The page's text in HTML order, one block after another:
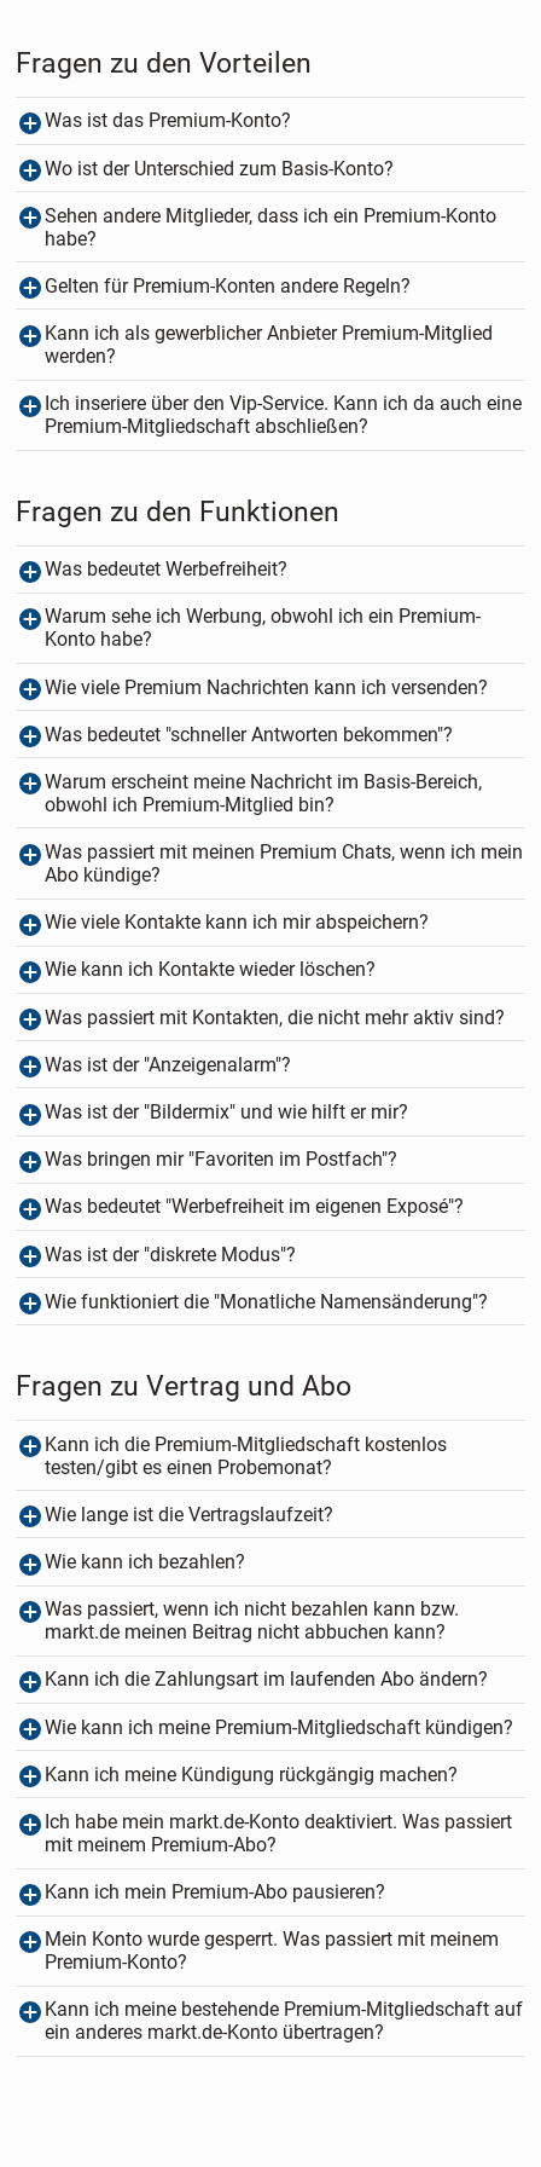
Fragen zu den Vorteilen
Was ist das Premium-Konto?
Wo ist der Unterschied zum Basis-Konto?
Sehen andere Mitglieder, dass ich ein Premium-Konto
habe?
Gelten für Premium-Konten andere Regeln?
Kann ich als gewerblicher Anbieter Premium-Mitglied
werden?
Ich inseriere über den Vip-Service. Kann ich da auch eine
Premium-Mitgliedschaft abschließen?
Fragen zu den Funktionen
Was bedeutet Werbefreiheit?
Warum sehe ich Werbung, obwohl ich ein Premium-
Konto habe?
Wie viele Premium Nachrichten kann ich versenden?
Was bedeutet "schneller Antworten bekommen"?
Warum erscheint meine Nachricht im Basis-Bereich,
obwohl ich Premium-Mitglied bin?
Was passiert mit meinen Premium Chats, wenn ich mein
Abo kündige?
Wie viele Kontakte kann ich mir abspeichern?
Wie kann ich Kontakte wieder löschen?
Was passiert mit Kontakten, die nicht mehr aktiv sind?
Was ist der "Anzeigenalarm"?
Was ist der "Bildermix" und wie hilft er mir?
Was bringen mir "Favoriten im Postfach"?
Was bedeutet "Werbefreiheit im eigenen Exposé"?
Was ist der "diskrete Modus"?
Wie funktioniert die "Monatliche Namensänderung"?
Fragen zu Vertrag und Abo
Kann ich die Premium-Mitgliedschaft kostenlos
testen/gibt es einen Probemonat?
Wie lange ist die Vertragslaufzeit?
Wie kann ich bezahlen?
Was passiert, wenn ich nicht bezahlen kann bzw.
markt.de meinen Beitrag nicht abbuchen kann?
Kann ich die Zahlungsart im laufenden Abo ändern?
Wie kann ich meine Premium-Mitgliedschaft kündigen?
Kann ich meine Kündigung rückgängig machen?
Ich habe mein markt.de-Konto deaktiviert. Was passiert
mit meinem Premium-Abo?
Kann ich mein Premium-Abo pausieren?
Mein Konto wurde gesperrt. Was passiert mit meinem
Premium-Konto?
Kann ich meine bestehende Premium-Mitgliedschaft auf
ein anderes markt.de-Konto übertragen?